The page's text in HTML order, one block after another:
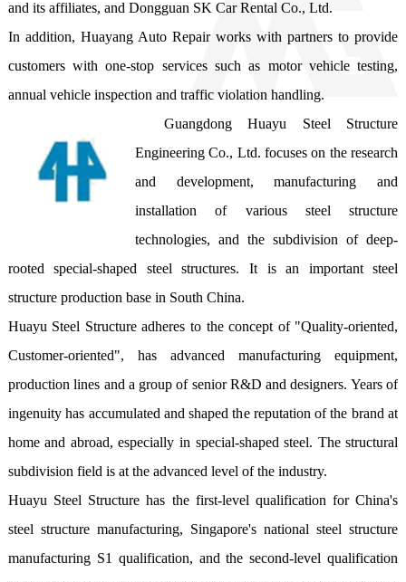
and its affiliates, and Dongguan SK Car Rental Co., Ltd.
In addition, Huayang Auto Repair works with partners to provide
customers with one-stop services such as motor vehicle testing,
annual vehicle inspection and traffic violation handling.
Guangdong Huayu Steel Structure
Engineering Co., Ltd. focuses on the research
and development, manufacturing and
installation of various steel structure
technologies, and the subdivision of deep-
rooted special-shaped steel structures. It is an important steel
structure production base in South China.
Huayu Steel Structure adheres to the concept of "Quality-oriented,
Customer-oriented", has advanced manufacturing equipment,
production lines and a group of senior R&D and designers. Years of
ingenuity has accumulated and shaped the reputation of the brand at
home and abroad, especially in special-shaped steel. The structural
subdivision field is at the advanced level of the industry.
Huayu Steel Structure has the first-level qualification for China's
steel structure manufacturing, Singapore's national steel structure
manufacturing S1 qualification, and the second-level qualification